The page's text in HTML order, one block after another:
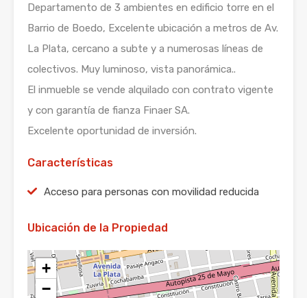
Departamento de 3 ambientes en edificio torre en el
Barrio de Boedo, Excelente ubicación a metros de Av.
La Plata, cercano a subte y a numerosas líneas de
colectivos. Muy luminoso, vista panorámica..
El inmueble se vende alquilado con contrato vigente
y con garantía de fianza Finaer SA.
Excelente oportunidad de inversión.
Características
Acceso para personas con movilidad reducida
Ubicación de la Propiedad
+
−